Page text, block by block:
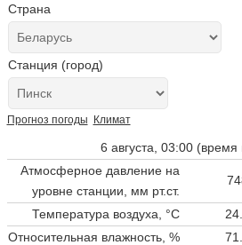
Страна
Станция (город)
Прогноз погоды Климат
6 августа, 03:00 (время
Атмосферное давление на
уровне станции, мм рт.ст.
Температура воздуха, °C
Относительная влажность, %